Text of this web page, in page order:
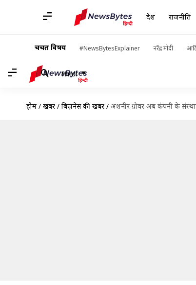
देश राजनीति
चर्चित विषय #NewsBytesExplainer नरेंद्र मोदी
Hindi
होम / खबरें / बिज़नेस की खबरें / अशनीर ग्रोवर अब कंपनी के